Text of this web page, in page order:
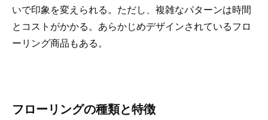
いで印象を変えられる。ただし、複雑なパターンは時間
とコストがかかる。あらかじめデザインされているフロ
ーリング商品もある。
フローリングの種類と特徴